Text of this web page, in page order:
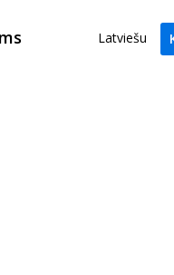
Latviešu